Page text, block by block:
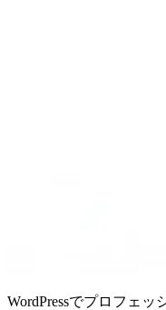
WordPressでプロフェ